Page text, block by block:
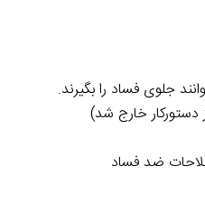
جلوی فساد را بگیرند.
خارج شد)
ضد فساد